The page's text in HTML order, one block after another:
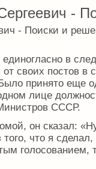
-
- Поиски и
единогласно в
своих постов в
принято еще
лице
СССР.
он сказал:
что я
голосованием,